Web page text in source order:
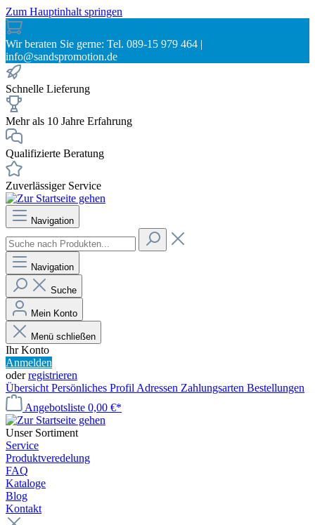
Zum Hauptinhalt springen
Wir beraten Sie gerne: Tel. 089-15 979 464 |
info@sandspromotion.de
Schnelle Lieferung
Mehr als 10 Jahre Erfahrung
Qualifizierte Beratung
Zuverlässiger Service
Navigation
Navigation
Suche
Mein Konto
Menü schließen
Ihr Konto
Anmelden
oderregistrieren
Übersicht Persönliches Profil Adressen Zahlungsarten Bestellungen
Angebotsliste 0,00 €*
Unser Sortiment
Service
Produktveredelung
FAQ
Kataloge
Blog
Kontakt